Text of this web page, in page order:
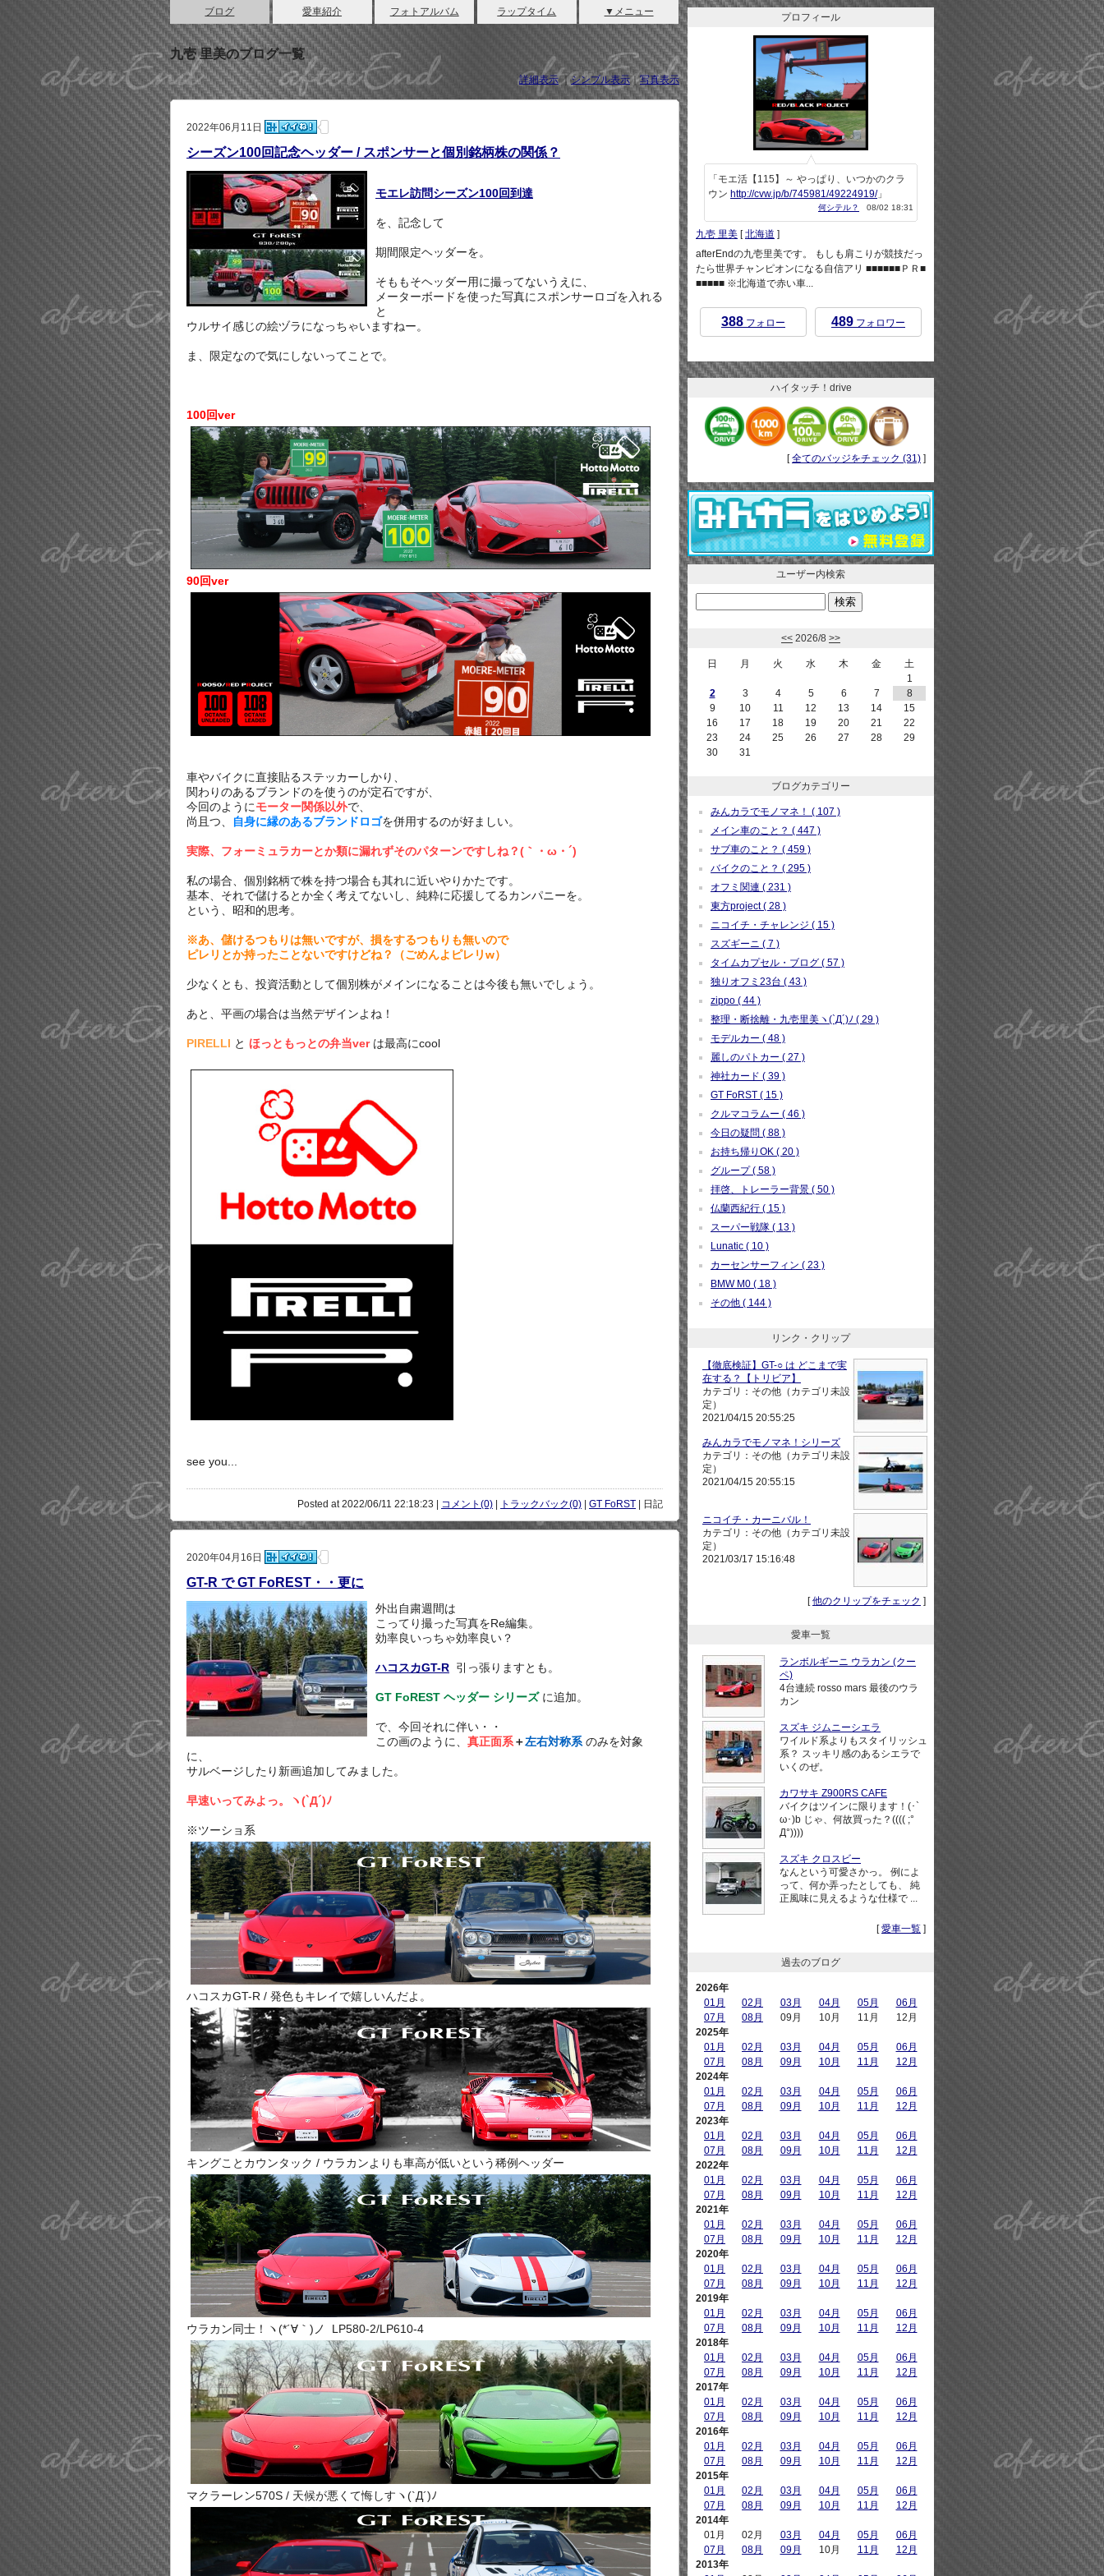
ブログ 愛車紹介 フォトアルバム ラップタイム ▼メニュー
九壱 里美のブログ一覧
詳細表示｜シンプル表示｜写真表示
2022年06月11日
シーズン100回記念ヘッダー / スポンサーと個別銘柄株の関係？
モエレ訪問シーズン100回到達
を、記念して
期間限定ヘッダーを。
そももそヘッダー用に撮ってないうえに、
メーターボードを使った写真にスポンサーロゴを入れる
と
ウルサイ感じの絵ヅラになっちゃいますねー。
ま、限定なので気にしないってことで。
100回ver
90回ver
車やバイクに直接貼るステッカーしかり、
関わりのあるブランドのを使うのが定石ですが、
今回のようにモーター関係以外で、
尚且つ、
自身に縁のあるブランドロゴを併用するのが好ましい。
実際、フォーミュラカーとか類に漏れずそのパターンですしね？(｀・ω・´)
私の場合、個別銘柄で株を持つ場合も其れに近いやりかたです。
基本、それで儲けるとか全く考えてないし、 純粋に応援してるカンパニーを。
という、昭和的思考。
※あ、儲けるつもりは無いですが、損をするつもりも無いので
ピレリとか持ったことないですけどね？（ごめんよピレリw）
少なくとも、投資活動として個別株がメインになることは今後も無いでしょう。
あと、平画の場合は当然デザインよね！
PIRELLI と ほっともっとの弁当verは最高にcool
see you...
Posted at 2022/06/11 22:18:23 | コメント(0) | トラックバック(0) | GT FoRST | 日記
2020年04月16日
GT-R で GT FoREST・・更に
外出自粛週間は
こってり撮った写真をRe編集。
効率良いっちゃ効率良い？
ハコスカGT-R 引っ張りますとも。
GT FoREST ヘッダー シリーズに追加。
で、今回それに伴い・・
この画のように、 真正面系＋左右対称系 のみを対象
に、
サルベージしたり新画追加してみました。
早速いってみよっ。ヽ(`Д´)ﾉ
※ツーショ系
ハコスカGT-R / 発色もキレイで嬉しいんだよ。
キングことカウンタック / ウラカンよりも車高が低いという稀例ヘッダー
ウラカン同士！ヽ(*´∀｀)ノ LP580-2/LP610-4
マクラーレン570S / 天候が悪くて悔しすヽ(`Д´)ﾉ
プロフィール
「モエ活【115】～ やっぱり、いつかのクラ
ウン http://cvw.jp/b/745981/49224919/」
何シテル？ 08/02 18:31
九壱 里美 [北海道 ]
afterEndの九壱里美です。 もしも肩こりが競技だっ
たら世界チャンピオンになる自信アリ ■■■■■■ＰＲ■
■■■■■ ※北海道で赤い車...
388 フォロー 489 フォロワー
ハイタッチ！drive
[全てのバッジをチェック (31) ]
ユーザー内検索
<< 2026/8 >>
日 月 火 水 木 金
土
1
2
3 4 5 6 7
8
9
10 11 12 13 14
15
16
17 18 19 20 21
22
23
24 25 26 27 28
29
30
31
ブログカテゴリー
みんカラでモノマネ！ ( 107 )
メイン車のこと？ ( 447 )
サブ車のこと？ ( 459 )
バイクのこと？ ( 295 )
オフミ関連 ( 231 )
東方project ( 28 )
ニコイチ・チャレンジ ( 15 )
スズギーニ ( 7 )
タイムカプセル・ブログ ( 57 )
独りオフミ23台 ( 43 )
zippo ( 44 )
整理・断捨離・九壱里美ヽ(`Д´)ﾉ ( 29 )
モデルカー ( 48 )
麗しのパトカー ( 27 )
神社カード ( 39 )
GT FoRST ( 15 )
クルマコラムー ( 46 )
今日の疑問 ( 88 )
お持ち帰りOK ( 20 )
グループ ( 58 )
拝啓、トレーラー背景 ( 50 )
仏蘭西紀行 ( 15 )
スーパー戦隊 ( 13 )
Lunatic ( 10 )
カーセンサーフィン ( 23 )
BMW M0 ( 18 )
その他 ( 144 )
リンク・クリップ
【徹底検証】GT-○ は どこまで実
在する？【トリビア】
カテゴリ：その他（カテゴリ未設
定）
2021/04/15 20:55:25
みんカラでモノマネ！シリーズ
カテゴリ：その他（カテゴリ未設
定）
2021/04/15 20:55:15
ニコイチ・カーニバル！
カテゴリ：その他（カテゴリ未設
定）
2021/03/17 15:16:48
[他のクリップをチェック ]
愛車一覧
ランボルギーニ ウラカン (クー
ペ)
4台連続 rosso mars 最後のウラ
カン
スズキ ジムニーシエラ
ワイルド系よりもスタイリッシュ
系？ スッキリ感のあるシエラで
いくのぜ。
カワサキ Z900RS CAFE
バイクはツインに限ります！(･`
ω･)b じゃ、何故買った？(((( ;°
Д°))))
スズキ クロスビー
なんという可愛さかっ。 例によ
って、何か弄ったとしても、 純
正風味に見えるような仕様で ...
[愛車一覧 ]
過去のブログ
2026年
01月
02月 03月 04月 05月
06月
07月
08月 09月 10月 11月
12月
2025年
01月
02月 03月 04月 05月
06月
07月
08月 09月 10月 11月
12月
2024年
01月
02月 03月 04月 05月
06月
07月
08月 09月 10月 11月
12月
2023年
01月
02月 03月 04月 05月
06月
07月
08月 09月 10月 11月
12月
2022年
01月
02月 03月 04月 05月
06月
07月
08月 09月 10月 11月
12月
2021年
01月
02月 03月 04月 05月
06月
07月
08月 09月 10月 11月
12月
2020年
01月
02月 03月 04月 05月
06月
07月
08月 09月 10月 11月
12月
2019年
01月
02月 03月 04月 05月
06月
07月
08月 09月 10月 11月
12月
2018年
01月
02月 03月 04月 05月
06月
07月
08月 09月 10月 11月
12月
2017年
01月
02月 03月 04月 05月
06月
07月
08月 09月 10月 11月
12月
2016年
01月
02月 03月 04月 05月
06月
07月
08月 09月 10月 11月
12月
2015年
01月
02月 03月 04月 05月
06月
07月
08月 09月 10月 11月
12月
2014年
01月
02月 03月 04月 05月
06月
07月
08月 09月 10月 11月
12月
2013年